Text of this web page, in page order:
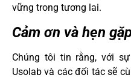
vững trong tương lai.
Cảm ơn và hẹn
Chúng tôi tin rằng, với
Usolab và các đối tác sẽ